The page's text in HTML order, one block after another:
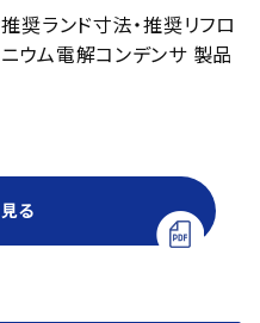
奨ランド寸法・推奨リフロ
ウム電解コンデンサ 製品
る